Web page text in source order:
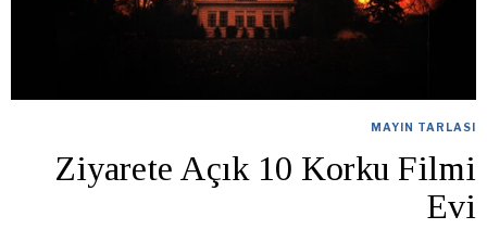
MAYIN TARLASI
Ziyarete Açık 10 Korku Filmi
Evi